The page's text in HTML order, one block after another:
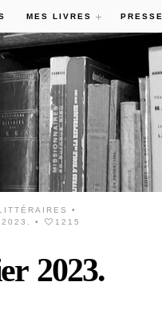
MES LIVRES PRESSE
•
• 1215
2023.